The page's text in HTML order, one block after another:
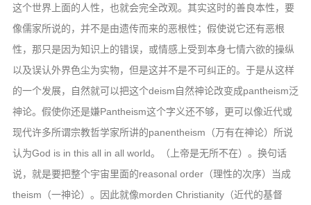
这个世界上面的人性，也就会完全改观。其实这时的善良本性，要
像儒家所说的，并不是由遗传而来的恶根性；假使说它还有恶根
性，那只是因为知识上的错误，或情感上受到本身七情六欲的操纵
以及误认外界色尘为实物，但是这并不是不可纠正的。于是从这样
的一个发展，自然就可以把这个deism自然神论改变成pantheism泛
神论。假使你还是嫌Pantheism这个字义还不够，更可以像近代或
现代许多所谓宗教哲学家所讲的panentheism（万有在神论）所说
认为God is in this all in all world。（上帝是无所不在）。换句话
说，就是要把整个宇宙里面的reasonal order（理性的次序）当成
theism（一神论）。因此就像morden Christianity（近代的基督